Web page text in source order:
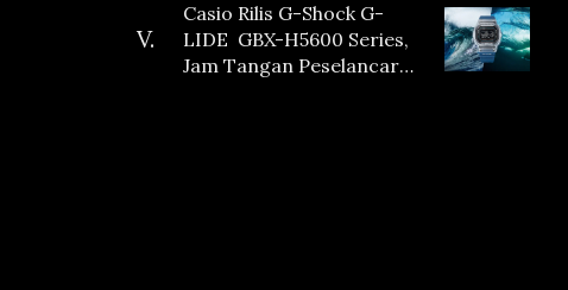
V.
Casio Rilis G-Shock G-
LIDE GBX-H5600 Series,
Jam Tangan Peselancar